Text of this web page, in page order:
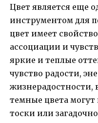
Цвет является еще
инструментом для
цвет имеет
ассоциации и
яркие и теплые
чувство радости,
жизнерадостности,
темные цвета могут
тоски или